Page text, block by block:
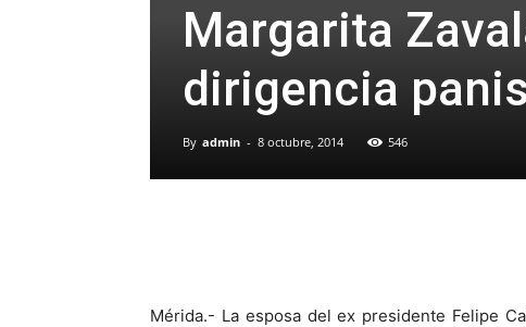
Margarita
dirigencia
By admin - 8 octubre, 2014 546
Mérida.- La esposa del ex presidente Felipe